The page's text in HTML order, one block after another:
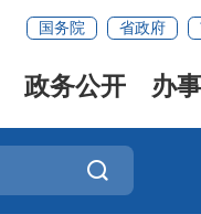
国务院 省政府
政务公开 办